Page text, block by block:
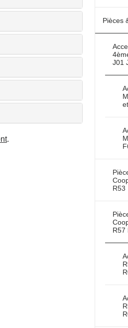
.
Pièces
J01
R53
R57